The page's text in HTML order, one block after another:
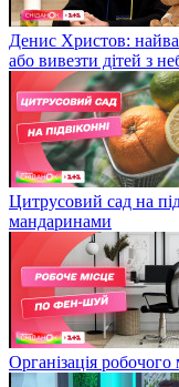
Денис Христов:
або вивезти дітей з
Цитрусовий сад на
мандаринами
Організація